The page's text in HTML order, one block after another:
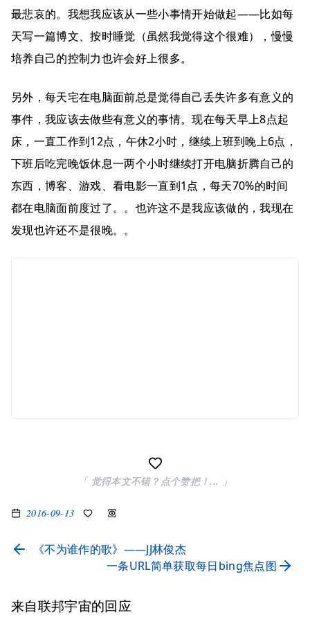
最悲哀的。我想我应该从一些小事情开始做起——比如每
天写一篇博文、按时睡觉（虽然我觉得这个很难），慢慢
培养自己的控制力也许会好上很多。
另外，每天宅在电脑面前总是觉得自己丢失许多有意义的
事件，我应该去做些有意义的事情。现在每天早上8点起
床，一直工作到12点，午休2小时，继续上班到晚上6点，
下班后吃完晚饭休息一两个小时继续打开电脑折腾自己的
东西，博客、游戏、看电影一直到1点，每天70%的时间
都在电脑面前度过了。。也许这不是我应该做的，我现在
发现也许还不是很晚。。
「 觉得本文不错？点个赞把！... 」
2016-09-13
《不为谁作的歌》——JJ林俊杰
一条URL简单获取每日bing焦点图
来自联邦宇宙的回应